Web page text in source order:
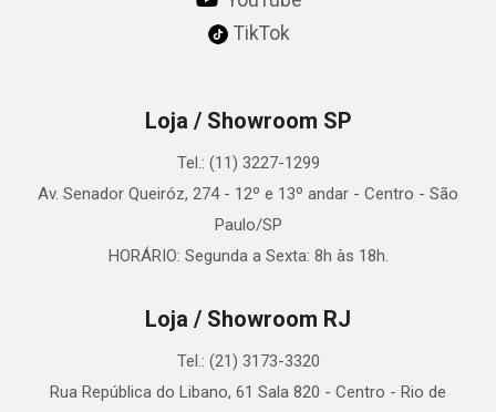
TikTok
Loja / Showroom SP
Tel.: (11) 3227-1299
Av. Senador Queiróz, 274 - 12º e 13º andar - Centro - São
Paulo/SP
HORÁRIO: Segunda a Sexta: 8h às 18h.
Loja / Showroom RJ
Tel.: (21) 3173-3320
Rua República do Libano, 61 Sala 820 - Centro - Rio de